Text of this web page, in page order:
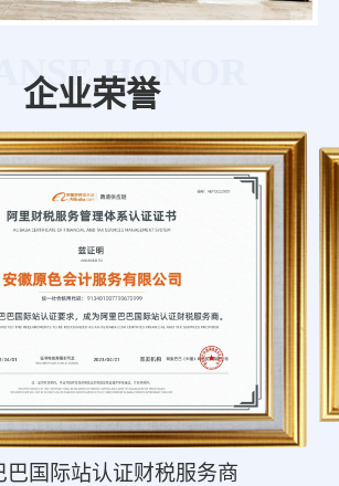
HONOR
企业荣誉
巴国际站认证财税服务商